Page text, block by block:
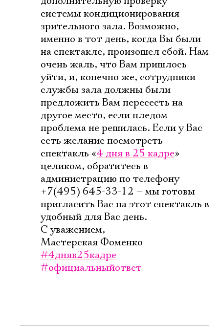
системы кондиционирования
зрительного зала. Возможно,
именно в тот день, когда Вы были
на спектакле, произошел сбой. Нам
очень жаль, что Вам пришлось
уйти, и, конечно же, сотрудники
службы зала должны были
предложить Вам пересесть на
другое место, если пледом
проблема не решилась. Если у Вас
есть желание посмотреть
спектакль «4 дня в 25 кадре»
целиком, обратитесь в
администрацию по телефону
+7(495) 645-33-12 – мы готовы
пригласить Вас на этот спектакль в
удобный для Вас день.
С уважением,
Мастерская Фоменко
#4дняв25кадре
#официальныйответ